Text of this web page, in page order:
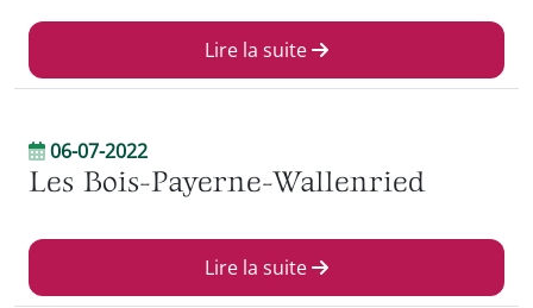
Lire la suite
06-07-2022
Les Bois-Payerne-Wallenried
Lire la suite